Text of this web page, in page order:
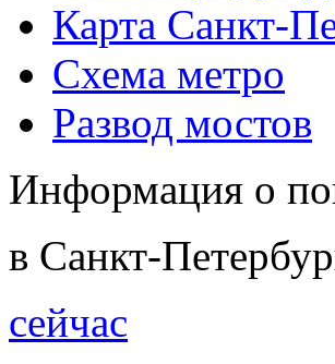
Карта Санкт-
Схема метро
Развод мостов
Информация о
в Санкт-
сейчас